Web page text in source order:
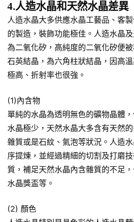
4.人造水晶和天然水晶差異
人造水晶大多供應水晶工藝品、客
的製造，裝飾功能極佳。人造水晶
為二氧化矽，高純度的二氧化矽便
石英結晶，為六角柱狀結晶，因高
極高、折射率也很強。
(1)內含物
單純的水晶為透明無色的礦物晶體
水晶極少，天然水晶大多含有天然
雜質或是石紋、氣泡等狀況。人造
序提煉，並經過精細的切割及打磨
質，補足天然水晶內含雜質的不足
水晶獎盃等。
(2) 顏色